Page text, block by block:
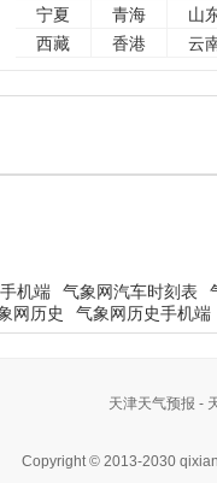
宁夏
青海
山
西藏
香港 云
机端 气象网汽车时刻表
网历史 气象网历史手机端
天津天气预报 -
Copyright © 2013-2030